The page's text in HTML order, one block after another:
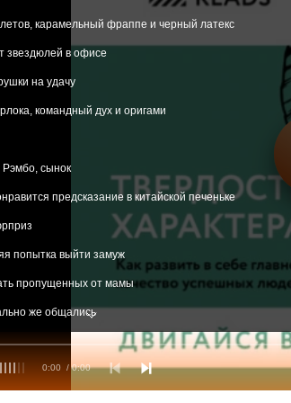
0:00 / 0:00
карамельный фраппе и черный латекс
звездюлей в офисе
на удачу
командный дух и оригами
Рэмбо, сынок
предсказание в китайской печеньке
попытка выйти замуж
пропущенных от мамы
же общались
пожалуйста
или право имею?